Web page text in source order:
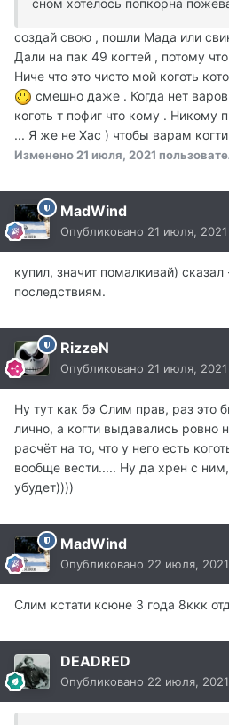
создай свою , пошли Мада или
Дали на пак 49 когтей , потому
Ниче что это чисто мой коготь
смешно даже . Когда нет
коготь т пофиг что кому . Никому
... Я же не Хас ) чтобы варам
Изменено 21 июля, 2021
MadWind
Опубликовано 21 июля, 2021
купил, значит помалкивай) сказал
последствиям.
RizzeN
Опубликовано 21 июля, 2021
Ну тут как бэ Слим прав, раз это
лично, а когти выдавались ровно
расчёт на то, что у него есть
вообще вести..... Ну да хрен с
убудет))))
MadWind
Опубликовано 22 июля, 2021
Слим кстати ксюне 3 года 8ккк
DEADRED
Опубликовано 22 июля, 2021